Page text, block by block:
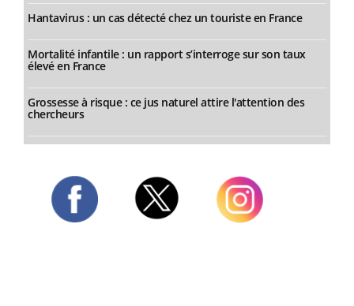
Hantavirus : un cas détecté chez un touriste en France
Mortalité infantile : un rapport s’interroge sur son taux
élevé en France
Grossesse à risque : ce jus naturel attire l'attention des
chercheurs